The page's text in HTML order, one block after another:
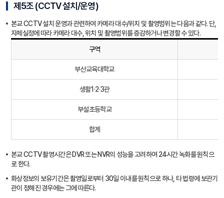
제5조 (CCTV 설치/운영)
본교 CCTV 설치 운영과 관련하여 카메라 대수/위치 및 촬영범위는 다음과 같다. 단,
자체실정에 따라 카메라 대수, 위치 및 촬영범위를 증감하거나 변경할 수 있다.
구역
부산교육대학교
생활1·2·3관
부설초등학교
합계
본교 CCTV 촬영시간은 DVR 또는 NVR의 성능을 고려하여 24시간 녹화를 원칙으
로 한다.
화상정보의 보유기간은 촬영일로부터 30일 이내를 원칙으로 하나, 타 법령에 보관기
관이 정해진 경우에는 그에 따른다.